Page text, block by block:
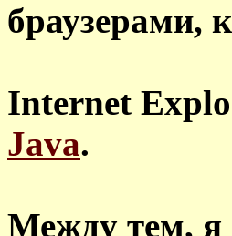
браузерами,
Internet
Java.
Между тем, я